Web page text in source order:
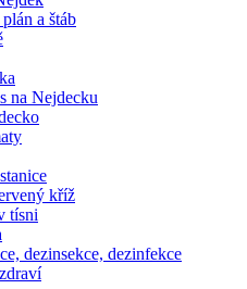
a štáb
na Nejdecku
kříž
tísni
dezinsekce, dezinfekce